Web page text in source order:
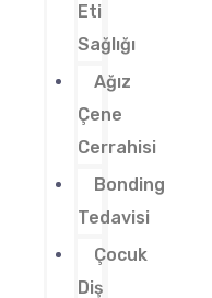
Eti
Sağlığı
Ağız
Çene
Cerrahisi
Bonding
Tedavisi
Çocuk
Diş